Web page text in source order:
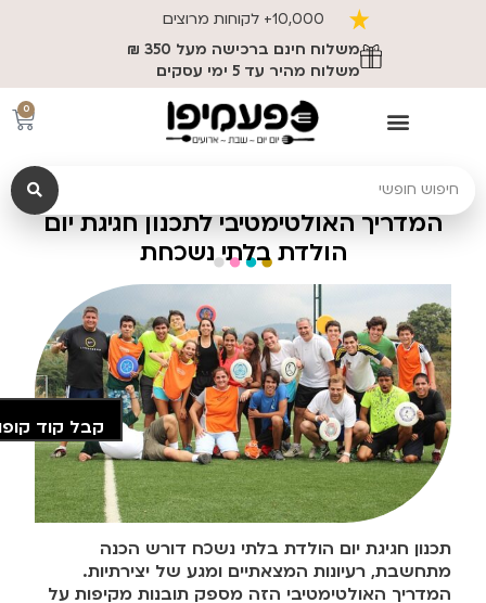
10,000+ לקוחות מרוצים
משלוח חינם ברכישה מעל 350 ₪
משלוח מהיר עד 5 ימי עסקים
0
המדריך האולטימטיבי לתכנון חגיגת יום
הולדת בלתי נשכחת
תכנון חגיגת יום הולדת בלתי נשכח דורש הכנה
מתחשבת, רעיונות המצאתיים ומגע של יצירתיות.
המדריך האולטימטיבי הזה מספק תובנות מקיפות על
קבל קוד